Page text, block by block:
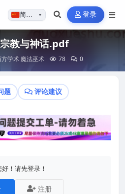
简体…▼ 登录
教与神话.pdf
方学术 魔法巫术 78 0
题 评论建议
！请先登录！
注册